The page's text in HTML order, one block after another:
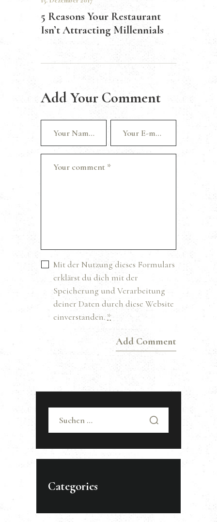
5 Reasons Your Restaurant
Isn’t Attracting Millennials
Add Your Comment
Mit der Nutzung dieses Formulars
erklärst du dich mit der
Speicherung und Verarbeitung
deiner Daten durch diese Website
einverstanden. *
nach:
Categories